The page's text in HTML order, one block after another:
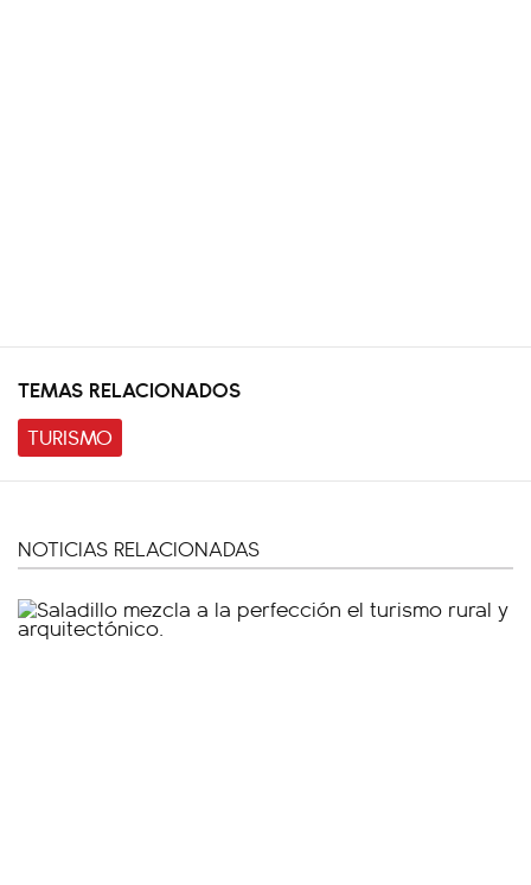
TEMAS RELACIONADOS
TURISMO
NOTICIAS RELACIONADAS